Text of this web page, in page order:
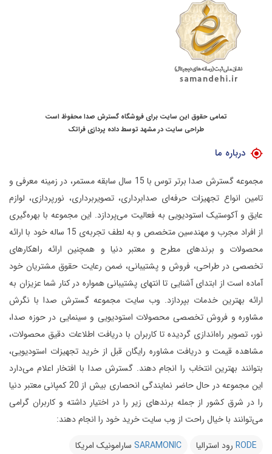
تمامی حقوق این سایت برای فروشگاه گسترش صدا محفوظ است
طراحی سایت در مشهد توسطداده پردازی فراتک
درباره ما
مجموعه گسترش صدا برتر توس با 15 سال سابقه مستمر، در زمینه معرفی و
تامین انواع تجهیزات حرفه‌ای صدابرداری، تصویربرداری، نورپردازی، لوازم
عایق و آکوستیک استودیویی به فعالیت می‌پردازد. این مجموعه با بهره‌گیری
از افراد مجرب و مهندسین متخصص و به لطف تجربه‌ی 15 ساله خود با ارائه
محصولات و برندهای مطرح و معتبر دنیا و همچنین ارائه راهکارهای
تخصصی در طراحی، فروش و پشتیبانی، ضمن رعایت حقوق مشتریان خود
آماده است از ابتدای آشنایی تا انتهای پشتیبانی همواره در کنار شما عزیزان به
ارائه بهترین خدمات بپردازد. وب سایت مجموعه گسترش صدا با نگرش
مشاوره و فروش تخصصی محصولات استودیویی و سینمایی در حوزه صدا،
نور، تصویر راه‌اندازی گردیده تا کاربران با دریافت اطلاعات دقیق محصولات،
مشاهده قیمت و دریافت مشاوره رایگان قبل از خرید تجهیزات استودیویی،
بتوانند بهترین انتخاب را انجام دهند. گسترش صدا با افتخار اعلام می‌دارد
این مجموعه در حال حاضر نمایندگی انحصاری بیش از 20 کمپانی معتبر دنیا
را در شرق کشور از جمله برندهای زیر را در اختیار داشته و کاربران گرامی
می‌توانند با خیال راحت از وب سایت خرید خود را انجام دهند:
RODE رود استرالیا SARAMONIC سارامونیک امریکا